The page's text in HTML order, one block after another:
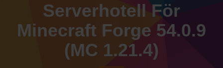
Serverhotell För
Minecraft Forge 54.0.9
(MC 1.21.4)